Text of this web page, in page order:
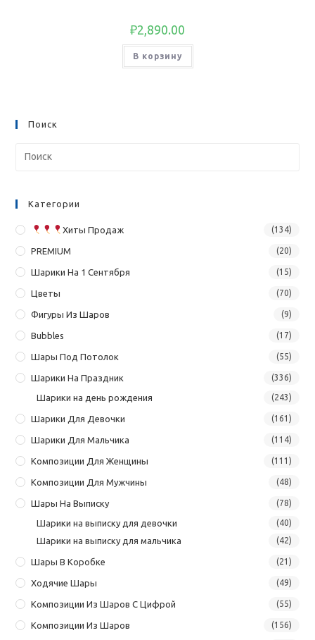
₽2,890.00
В корзину
Поиск
Категории
Хиты Продаж (134)
PREMIUM (20)
Шарики На 1 Сентября (15)
Цветы (70)
Фигуры Из Шаров (9)
Bubbles (17)
Шары Под Потолок (55)
Шарики На Праздник (336)
Шарики на день рождения (243)
Шарики Для Девочки (161)
Шарики Для Мальчика (114)
Композиции Для Женщины (111)
Композиции Для Мужчины (48)
Шары На Выписку (78)
Шарики на выписку для девочки (40)
Шарики на выписку для мальчика (42)
Шары В Коробке (21)
Ходячие Шары (49)
Композиции Из Шаров С Цифрой (55)
Композиции Из Шаров (156)